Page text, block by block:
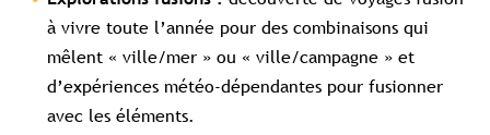
à vivre toute l’année pour des combinaisons qui
mêlent « ville/mer » ou « ville/campagne » et
d’expériences météo-dépendantes pour fusionner
avec les éléments.